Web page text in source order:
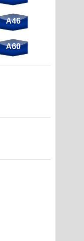
A46
A60
,3.9out of5